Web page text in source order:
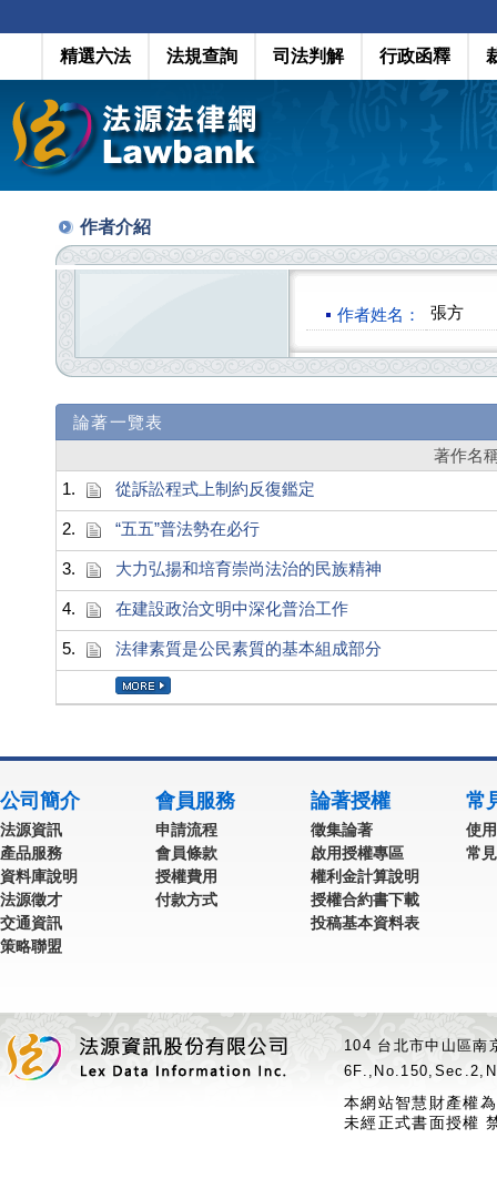
精選六法 法規查詢 司法判解 行政函釋
作者介紹
作者姓名： 張方
論著一覽表
著作名
1.
從訴訟程式上制約反復鑑定
2. “五五”普法勢在必行
3. 大力弘揚和培育崇尚法治的民族精神
4. 在建設政治文明中深化普治工作
5. 法律素質是公民素質的基本組成部分
公司簡介
法源資訊
產品服務
資料庫說明
法源徵才
交通資訊
策略聯盟
會員服務
申請流程
會員條款
授權費用
付款方式
論著授權
徵集論著
啟用授權專區
權利金計算說明
授權合約書下載
投稿基本資料表
常
使
常
104 台北市中山區
本網站智慧財產權
未經正式書面授權